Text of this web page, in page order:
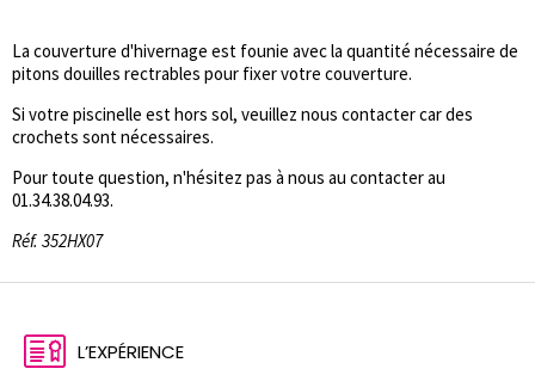
La couverture d'hivernage est founie avec la quantité nécessaire de
pitons douilles rectrables pour fixer votre couverture.
Si votre piscinelle est hors sol, veuillez nous contacter car des
crochets sont nécessaires.
Pour toute question, n'hésitez pas à nous au contacter au
01.34.38.04.93.
Réf. 352HX07
L’EXPÉRIENCE